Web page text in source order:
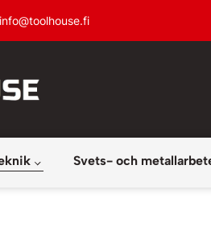
info@toolhouse.fi
Svets- och